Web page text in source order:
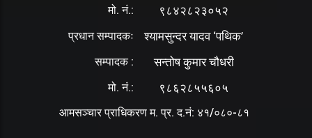
मो. नं.: ९८४२८२३०५२
प्रधान सम्पादकः श्यामसुन्दर यादव ‘पथिक’
सम्पादक : सन्तोष कुमार चौधरी
मो. नं.: ९८६२८५५६०५
आमसञ्चार प्राधिकरण म. प्र. द.नं: ४१/०८०-८१